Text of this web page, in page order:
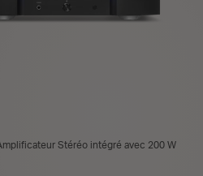
Stéréo intégré avec 200 W